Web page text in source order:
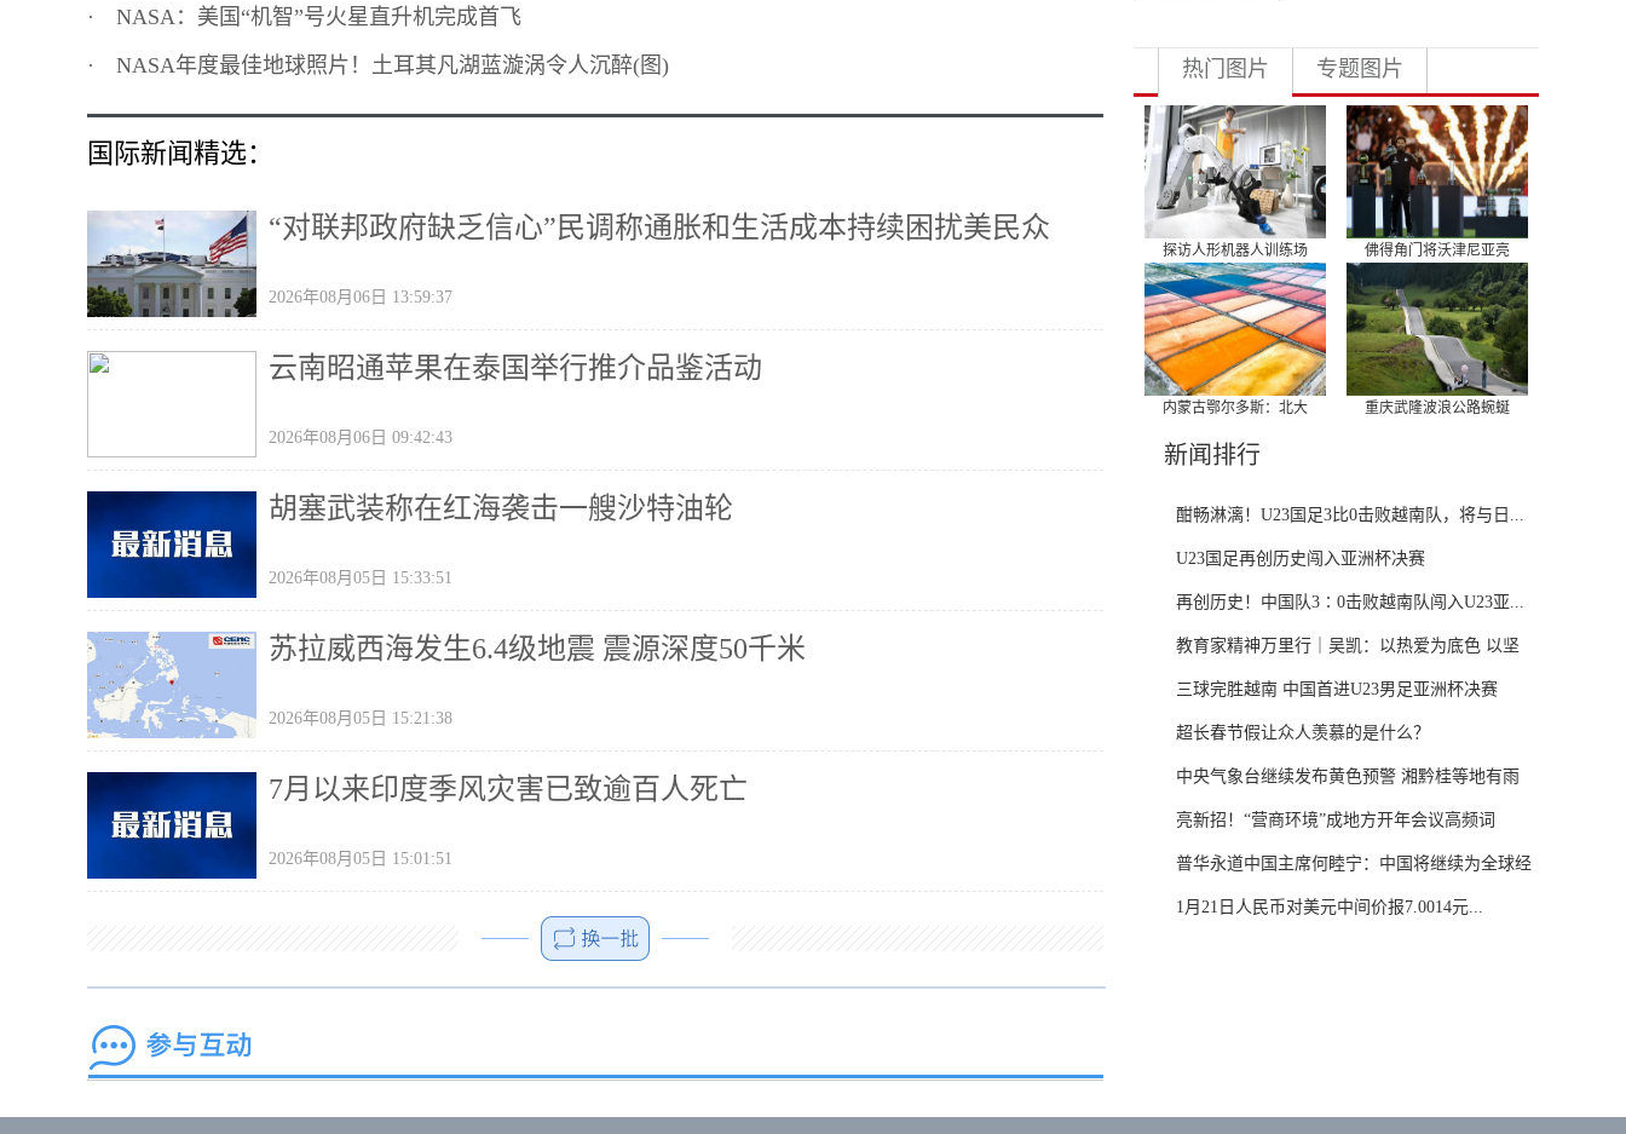
· NASA：美国“机智”号火星直升机完成首飞
· NASA年度最佳地球照片！土耳其凡湖蓝漩涡令人沉醉(图)
国际新闻精选：
“对联邦政府缺乏信心”民调称通胀和生活成本持续困扰美民众
2026年08月06日 13:59:37
云南昭通苹果在泰国举行推介品鉴活动
2026年08月06日 09:42:43
胡塞武装称在红海袭击一艘沙特油轮
2026年08月05日 15:33:51
苏拉威西海发生6.4级地震 震源深度50千米
2026年08月05日 15:21:38
7月以来印度季风灾害已致逾百人死亡
2026年08月05日 15:01:51
热门图片 专题图片
探访人形机器人训练场 佛得角门将沃津尼亚亮
内蒙古鄂尔多斯：北大 重庆武隆波浪公路蜿蜒
新闻排行
酣畅淋漓！U23国足3比0击败越南队，将与日...
U23国足再创历史闯入亚洲杯决赛
再创历史！中国队3∶0击败越南队闯入U23亚...
教育家精神万里行｜吴凯：以热爱为底色 以坚
守...
三球完胜越南 中国首进U23男足亚洲杯决赛
超长春节假让众人羡慕的是什么？
中央气象台继续发布黄色预警 湘黔桂等地有雨
雪...
亮新招！“营商环境”成地方开年会议高频词
普华永道中国主席何睦宁：中国将继续为全球经
济...
1月21日人民币对美元中间价报7.0014元...